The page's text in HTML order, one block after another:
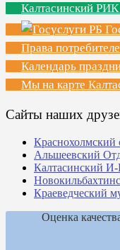
Калтасинский
Права
Календарь
Мы на карте
Сайты наших
Краснохолмский
Альшеевский
Калтасинский
Краеведческий
Оценка